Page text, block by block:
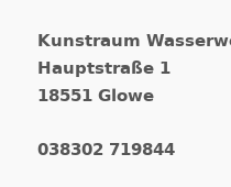
Kunstraum
Hauptstraße 1
18551 Glowe
038302 719844